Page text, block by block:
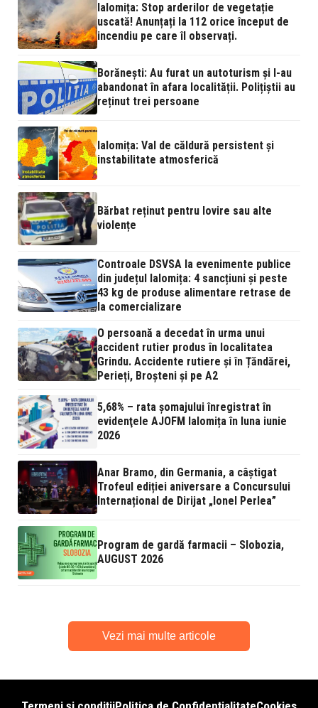
Ialomița: Stop arderilor de vegetație
uscată! Anunțați la 112 orice început de
incendiu pe care îl observați.
Borănești: Au furat un autoturism și l-au
abandonat în afara localității. Polițiștii au
reținut trei persoane
Ialomița: Val de căldură persistent și
instabilitate atmosferică
Bărbat reținut pentru lovire sau alte
violențe
Controale DSVSA la evenimente publice
din județul Ialomița: 4 sancțiuni și peste
43 kg de produse alimentare retrase de
la comercializare
O persoană a decedat în urma unui
accident rutier produs în localitatea
Grindu. Accidente rutiere și în Țăndărei,
Perieți, Broșteni și pe A2
5,68% – rata şomajului înregistrat în
evidenţele AJOFM Ialomița în luna iunie
2026
Anar Bramo, din Germania, a câștigat
Trofeul ediției aniversare a Concursului
Internațional de Dirijat „Ionel Perlea”
Program de gardă farmacii – Slobozia,
AUGUST 2026
Vezi mai multe articole